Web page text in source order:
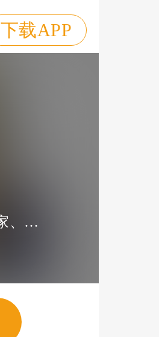
下载APP
周建龙工作室（拾六驿站），由著名演播艺术家、话剧编导、演员周建龙先生领衔创立并主导运营。工作室核心团队——“周家班”，汇聚了国内